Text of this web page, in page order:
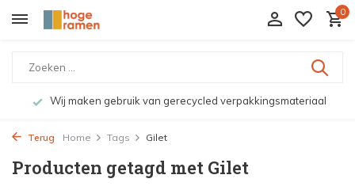
0
Wij maken gebruik van gerecycled verpakkingsmateriaal
Terug Home Tags Gilet
Producten getagd met Gilet